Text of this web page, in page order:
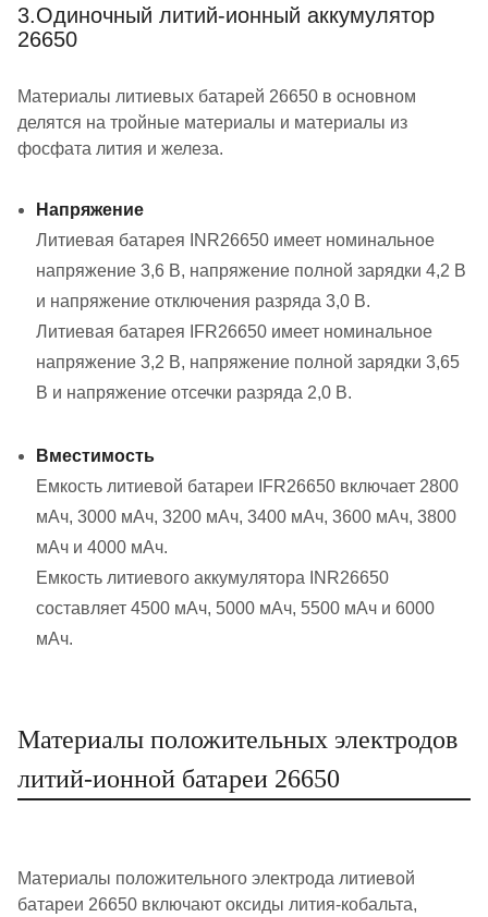
3.Одиночный литий-ионный аккумулятор
26650
Материалы литиевых батарей 26650 в основном
делятся на тройные материалы и материалы из
фосфата лития и железа.
Напряжение
Литиевая батарея INR26650 имеет номинальное
напряжение 3,6 В, напряжение полной зарядки 4,2 В
и напряжение отключения разряда 3,0 В.
Литиевая батарея IFR26650 имеет номинальное
напряжение 3,2 В, напряжение полной зарядки 3,65
В и напряжение отсечки разряда 2,0 В.
Вместимость
Емкость литиевой батареи IFR26650 включает 2800
мАч, 3000 мАч, 3200 мАч, 3400 мАч, 3600 мАч, 3800
мАч и 4000 мАч.
Емкость литиевого аккумулятора INR26650
составляет 4500 мАч, 5000 мАч, 5500 мАч и 6000
мАч.
Материалы положительных электродов
литий-ионной батареи 26650
Материалы положительного электрода литиевой
батареи 26650 включают оксиды лития-кобальта,